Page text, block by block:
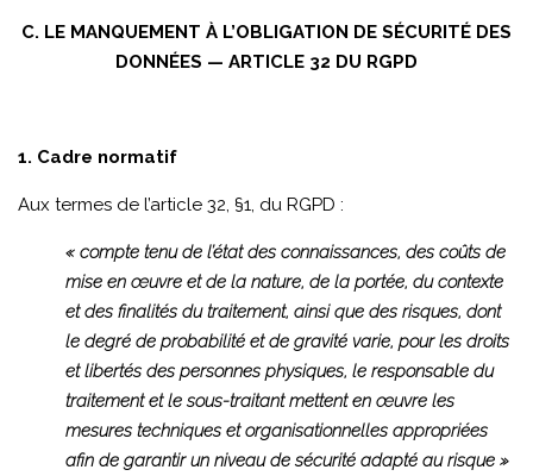
C. LE MANQUEMENT À L’OBLIGATION DE SÉCURITÉ DES
DONNÉES — ARTICLE 32 DU RGPD
1. Cadre normatif
Aux termes de l’article 32, §1, du RGPD :
« compte tenu de l’état des connaissances, des coûts de
mise en œuvre et de la nature, de la portée, du contexte
et des finalités du traitement, ainsi que des risques, dont
le degré de probabilité et de gravité varie, pour les droits
et libertés des personnes physiques, le responsable du
traitement et le sous-traitant mettent en œuvre les
mesures techniques et organisationnelles appropriées
afin de garantir un niveau de sécurité adapté au risque »